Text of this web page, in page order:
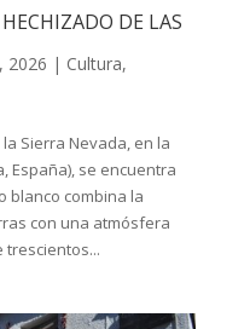
DE LAS
2026 | Cultura,
Sierra Nevada, en la
España), se encuentra
blanco combina la
con una atmósfera
trescientos...